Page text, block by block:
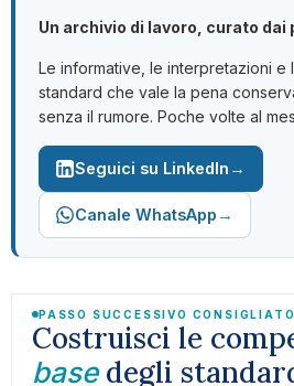
Un archivio di lavoro, curato
Le informative, le interpretazioni e
standard che vale la pena
senza il rumore. Poche volte al
Seguici su LinkedIn →
Canale WhatsApp →
PASSO SUCCESSIVO CONSIGLIATO
Costruisci le
basedegli